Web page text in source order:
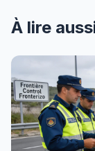
À lire